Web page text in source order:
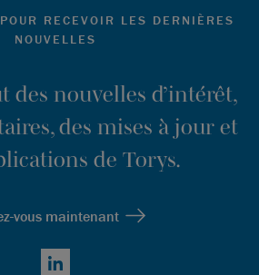
RECEVOIR LES DERNIÈRES
NOUVELLES
des nouvelles d’intérêt,
des mises à jour et
de Torys.
vous maintenant